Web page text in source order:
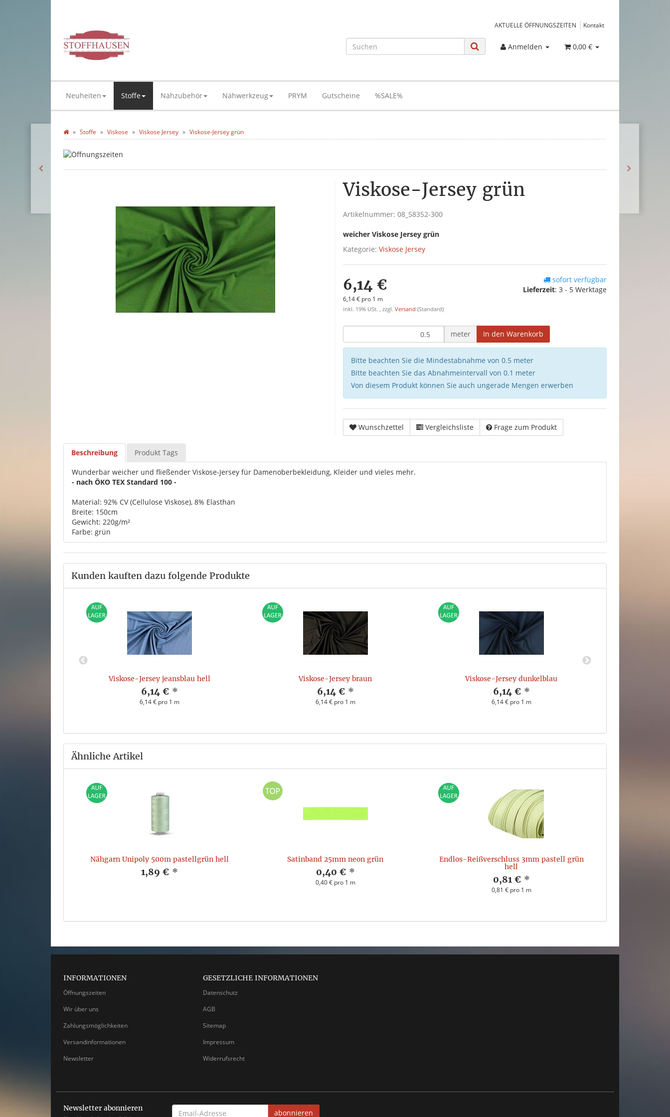
AKTUELLE ÖFFNUNGSZEITEN Kontakt
Anmelden 0,00 €
Neuheiten Stoffe Nähzubehör Nähwerkzeug PRYM Gutscheine %SALE%
Stoffe Viskose Viskose Jersey Viskose-Jersey grün
Viskose-Jersey grün
Artikelnummer: 08_58352-300
weicher Viskose Jersey grün
Kategorie: Viskose Jersey
6,14 €
6,14 € pro 1 m
inkl. 19% USt. , zzgl. Versand (Standard)
sofort verfügbar
Lieferzeit: 3 - 5 Werktage
meter In den Warenkorb
Bitte beachten Sie die Mindestabnahme von 0.5 meter
Bitte beachten Sie das Abnahmeintervall von 0.1 meter
Von diesem Produkt können Sie auch ungerade Mengen erwerben
Wunschzettel Vergleichsliste Frage zum Produkt
Beschreibung Produkt Tags
Wunderbar weicher und fließender Viskose-Jersey für Damenoberbekleidung, Kleider und vieles mehr.
- nach ÖKO TEX Standard 100 -
Material: 92% CV (Cellulose Viskose), 8% Elasthan
Breite: 150cm
Gewicht: 220g/m²
Farbe: grün
Kunden kauften dazu folgende Produkte
Viskose-Jersey jeansblau hell
6,14 € *
6,14 € pro 1 m
Viskose-Jersey braun
6,14 € *
6,14 € pro 1 m
Viskose-Jersey dunkelblau
6,14 € *
6,14 € pro 1 m
Ähnliche Artikel
Nähgarn Unipoly 500m pastellgrün hell
1,89 € *
Satinband 25mm neon grün
0,40 € *
0,40 € pro 1 m
Endlos-Reißverschluss 3mm pastell grün
hell
0,81 € *
0,81 € pro 1 m
INFORMATIONEN
Öffnungszeiten
Wir über uns
Zahlungsmöglichkeiten
Versandinformationen
Newsletter
GESETZLICHE INFORMATIONEN
Datenschutz
AGB
Sitemap
Impressum
Widerrufsrecht
Newsletter abonnieren
EMAIL-
abonnieren